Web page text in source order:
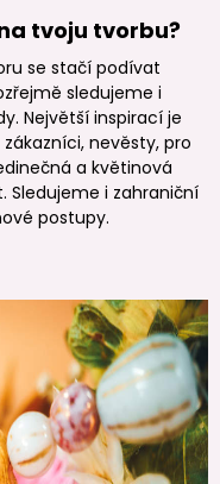
tvoju tvorbu?
se stačí podívat
sledujeme i
Největší inspirací je
nevěsty, pro
a květinová
Sledujeme i zahraniční
postupy.